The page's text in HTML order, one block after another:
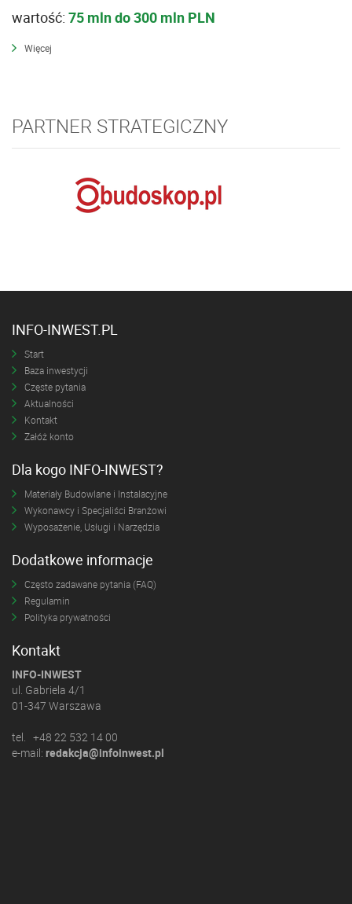
wartość: 75 mln do 300 mln PLN
Więcej
PARTNER STRATEGICZNY
INFO-INWEST.PL
Start
Baza inwestycji
Częste pytania
Aktualności
Kontakt
Załóż konto
Dla kogo INFO-INWEST?
Materiały Budowlane i Instalacyjne
Wykonawcy i Specjaliści Branżowi
Wyposażenie, Usługi i Narzędzia
Dodatkowe informacje
Często zadawane pytania (FAQ)
Regulamin
Polityka prywatności
Kontakt
INFO-INWEST
ul. Gabriela 4/1
01-347 Warszawa
tel. +48 22 532 14 00
e-mail: redakcja@infoinwest.pl